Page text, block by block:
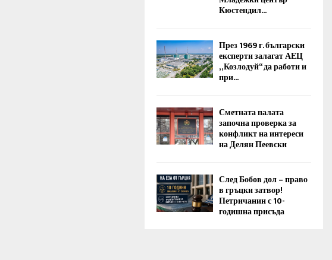
Кюстендил...
През 1969 г. български
експерти залагат АЕЦ
„Козлодуй“ да работи и
при...
Сметната палата
започна проверка за
конфликт на интереси
на Делян Пеевски
След Бобов дол – право
в гръцки затвор!
Петричанин с 10-
годишна присъда